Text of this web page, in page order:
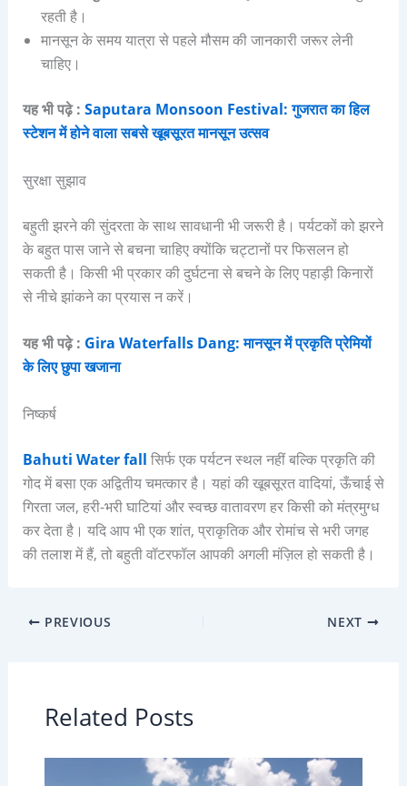
रहती है।
मानसून के समय यात्रा से पहले मौसम की जानकारी जरूर लेनी
चाहिए।
यह भी पढ़े : Saputara Monsoon Festival: गुजरात का हिल
स्टेशन में होने वाला सबसे खूबसूरत मानसून उत्सव
सुरक्षा सुझाव
बहुती झरने की सुंदरता के साथ सावधानी भी जरूरी है। पर्यटकों को झरने
के बहुत पास जाने से बचना चाहिए क्योंकि चट्टानों पर फिसलन हो
सकती है। किसी भी प्रकार की दुर्घटना से बचने के लिए पहाड़ी किनारों
से नीचे झांकने का प्रयास न करें।
यह भी पढ़े : Gira Waterfalls Dang: मानसून में प्रकृति प्रेमियों
के लिए छुपा खजाना
निष्कर्ष
Bahuti Water fall सिर्फ एक पर्यटन स्थल नहीं बल्कि प्रकृति की
गोद में बसा एक अद्वितीय चमत्कार है। यहां की खूबसूरत वादियां, ऊँचाई से
गिरता जल, हरी-भरी घाटियां और स्वच्छ वातावरण हर किसी को मंत्रमुग्ध
कर देता है। यदि आप भी एक शांत, प्राकृतिक और रोमांच से भरी जगह
की तलाश में हैं, तो बहुती वॉटरफॉल आपकी अगली मंज़िल हो सकती है।
PREVIOUS NEXT
Related Posts